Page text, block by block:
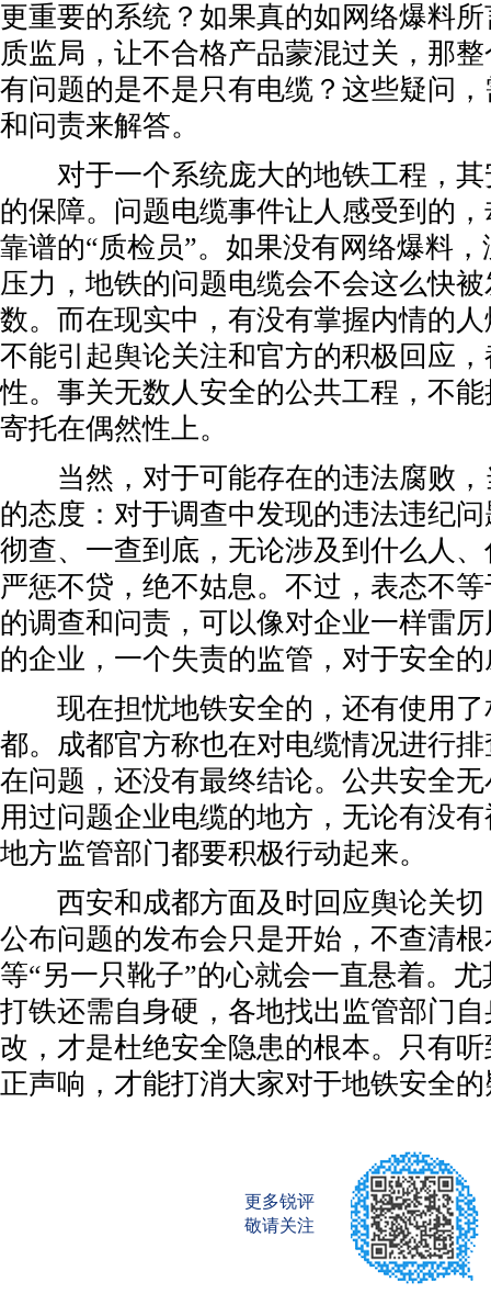
更重要的系统？如果真的如网络爆料
质监局，让不合格产品蒙混过关，那
有问题的是不是只有电缆？这些疑问
和问责来解答。
对于一个系统庞大的地铁工程，其
的保障。问题电缆事件让人感受到的
靠谱的“质检员”。如果没有网络爆料
压力，地铁的问题电缆会不会这么快
数。而在现实中，有没有掌握内情的
不能引起舆论关注和官方的积极回应
性。事关无数人安全的公共工程，不
寄托在偶然性上。
当然，对于可能存在的违法腐败，
的态度：对于调查中发现的违法违纪
彻查、一查到底，无论涉及到什么人
严惩不贷，绝不姑息。不过，表态不
的调查和问责，可以像对企业一样雷
的企业，一个失责的监管，对于安全
现在担忧地铁安全的，还有使用了
都。成都官方称也在对电缆情况进行
在问题，还没有最终结论。公共安全
用过问题企业电缆的地方，无论有没
地方监管部门都要积极行动起来。
西安和成都方面及时回应舆论关切
公布问题的发布会只是开始，不查清
等“另一只靴子”的心就会一直悬着。
打铁还需自身硬，各地找出监管部门
改，才是杜绝安全隐患的根本。只有
正声响，才能打消大家对于地铁安全
更多锐评
敬请关注